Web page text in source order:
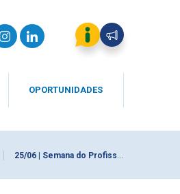
OPORTUNIDADES
25/06 | Semana do Profissional da Química